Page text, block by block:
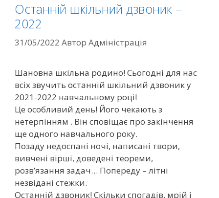
Останній шкільний дзвоник –
2022
31/05/2022 Автор Адміністрація
Шановна шкільна родино! Сьогодні для нас
всіх звучить останній шкільний дзвоник у
2021-2022 навчальному році!
Це особливий день! Його чекають з
нетерпінням . Він сповіщає про закінчення
ще одного навчального року.
Позаду недоспані ночі, написані твори,
вивчені вірші, доведені теореми,
розв’язання задач… Попереду – літні
незвідані стежки.
Останній дзвоник! Скільки спогадів, мрій і